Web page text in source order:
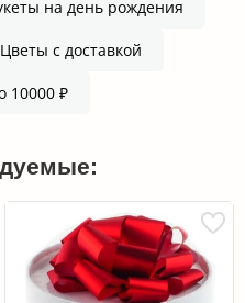
на день рождения
Цветы с доставкой
10000 ₽